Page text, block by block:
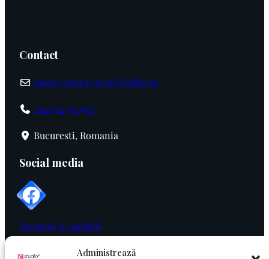
Administrează
Contact
ionut.velcu@cuvellistudio.ro
+40751.535.950
Bucuresti, Romania
Social media
Termeni și condiții
Politica de cookie